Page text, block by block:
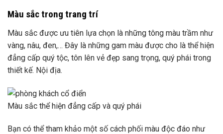
Màu sắc trong trang trí
Màu sắc được ưu tiên lựa chọn là những tông màu trầm như
vàng, nâu, đen,… Đây là những gam màu được cho là thể hiện
đẳng cấp quý tộc, tôn lên vẻ đẹp sang trọng, quý phái trong
thiết kế. Nội địa.
Màu sắc thể hiện đẳng cấp và quý phái
Bạn có thể tham khảo một số cách phối màu độc đáo như